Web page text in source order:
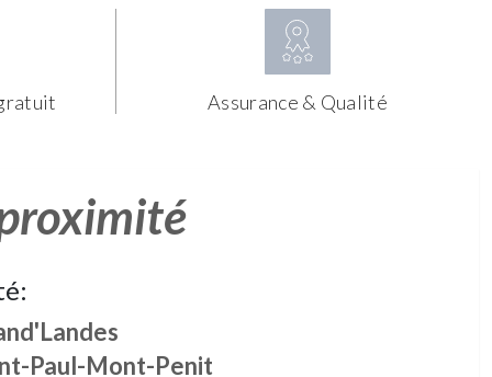
Assurance & Qualité
Paul-Mont-Penit